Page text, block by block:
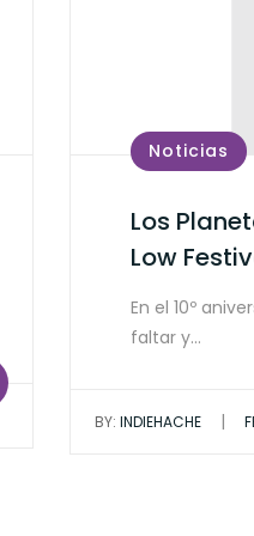
Noticias
Los
Low
En el 10º
faltar y…
BY: INDIEHACHE |